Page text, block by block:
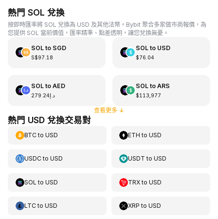
熱門 SOL 兌換
按即時匯率將 SOL 兌換為 USD 及其他法幣。Bybit 聚合多家做市商報價，為
您提供 SOL 當前價值，匯率精準、點差透明，讓您兌換無憂。
SOLto SGD
S$97.18
SOLto USD
$76.04
SOLto AED
د.إ279.24
SOLto ARS
$113,977
查看更多↓
熱門 USD 兌換交易對
BTCto USD ETH toUSD
USDCto USD USDT toUSD
SOL to USD TRXtoUSD
LTCto USD XRP toUSD